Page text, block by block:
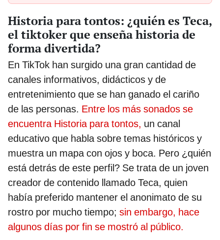
Historia para tontos: ¿quién es Teca,
el tiktoker que enseña historia de
forma divertida?
En TikTok han surgido una gran cantidad de
canales informativos, didácticos y de
entretenimiento que se han ganado el cariño
de las personas. Entre los más sonados se
encuentra Historia para tontos, un canal
educativo que habla sobre temas históricos y
muestra un mapa con ojos y boca. Pero ¿quién
está detrás de este perfil? Se trata de un joven
creador de contenido llamado Teca, quien
había preferido mantener el anonimato de su
rostro por mucho tiempo; sin embargo, hace
algunos días por fin se mostró al público.